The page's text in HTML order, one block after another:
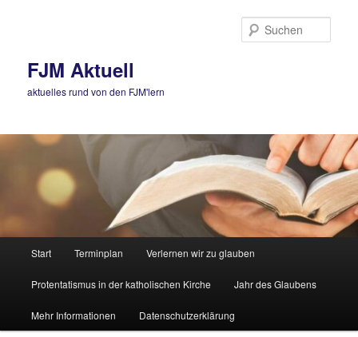
FJM Aktuell
aktuelles rund von den FJM'lern
Start Terminplan Verlernen wir zu glauben
Protentatismus in der katholischen Kirche Jahr des Glaubens
Mehr Informationen Datenschutzerklärung